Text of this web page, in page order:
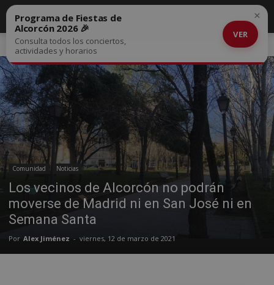
Inicio Comunidad
Comunidad Noticias
Los vecinos de Alcorcón no podrán
moverse de Madrid ni en San José ni en
Semana Santa
Por Alex Jiménez - viernes, 12 de marzo de 2021
Programa de Fiestas de
Alcorcón 2026 🎉
Consulta todos los conciertos,
actividades y horarios
VER
×